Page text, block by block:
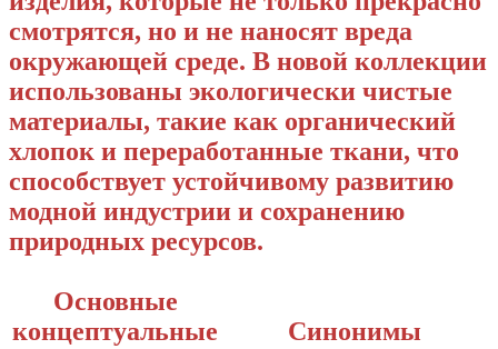
смотрятся, но и не наносят вреда
окружающей среде. В новой коллекции
использованы экологически чистые
материалы, такие как органический
хлопок и переработанные ткани, что
способствует устойчивому развитию
модной индустрии и сохранению
природных ресурсов.
Основные
концептуальные
Синонимы